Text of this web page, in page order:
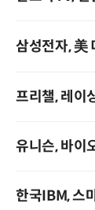
삼성전자, 美
프리챌, 레이
유니슨, 바이
한국IBM, 스